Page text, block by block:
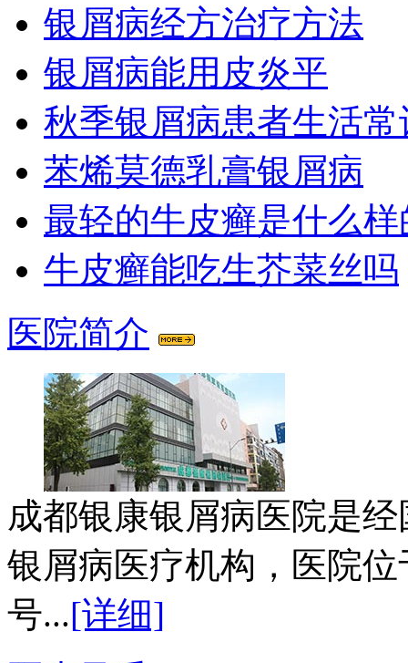
银屑病经方治疗方法
银屑病能用皮炎平
秋季银屑病患者生活常
苯烯莫德乳膏银屑病
最轻的牛皮癣是什么样
牛皮癣能吃生芥菜丝吗
医院简介
成都银康银屑病医院是
银屑病医疗机构，医院
号...[详细]